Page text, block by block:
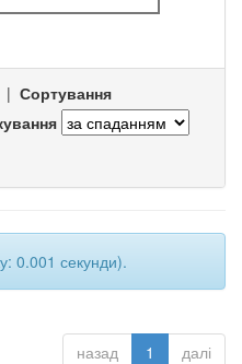
| Сортування
0.001 секунди).
назад 1 далі